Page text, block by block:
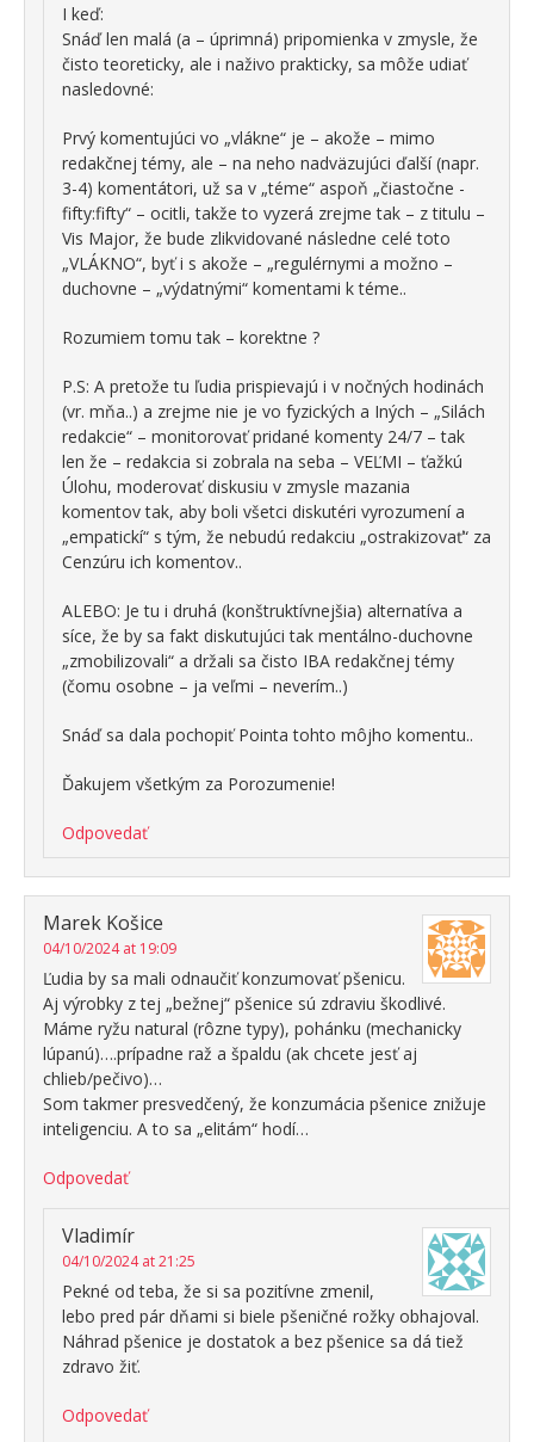
I keď:
Snáď len malá (a – úprimná) pripomienka v zmysle, že
čisto teoreticky, ale i naživo prakticky, sa môže udiať
nasledovné:
Prvý komentujúci vo „vlákne“ je – akože – mimo
redakčnej témy, ale – na neho nadväzujúci ďalší (napr.
3-4) komentátori, už sa v „téme“ aspoň „čiastočne -
fifty:fifty“ – ocitli, takže to vyzerá zrejme tak – z titulu –
Vis Major, že bude zlikvidované následne celé toto
„VLÁKNO“, byť i s akože – „regulérnymi a možno –
duchovne – „výdatnými“ komentami k téme..
Rozumiem tomu tak – korektne ?
P.S: A pretože tu ľudia prispievajú i v nočných hodinách
(vr. mňa..) a zrejme nie je vo fyzických a Iných – „Silách
redakcie“ – monitorovať pridané komenty 24/7 – tak
len že – redakcia si zobrala na seba – VEĽMI – ťažkú
Úlohu, moderovať diskusiu v zmysle mazania
komentov tak, aby boli všetci diskutéri vyrozumení a
„empatickí“ s tým, že nebudú redakciu „ostrakizovať“ za
Cenzúru ich komentov..
ALEBO: Je tu i druhá (konštruktívnejšia) alternatíva a
síce, že by sa fakt diskutujúci tak mentálno-duchovne
„zmobilizovali“ a držali sa čisto IBA redakčnej témy
(čomu osobne – ja veľmi – neverím..)
Snáď sa dala pochopiť Pointa tohto môjho komentu..
Ďakujem všetkým za Porozumenie!
Odpovedať
Marek Košice
04/10/2024 at 19:09
Ľudia by sa mali odnaučiť konzumovať pšenicu.
Aj výrobky z tej „bežnej“ pšenice sú zdraviu škodlivé.
Máme ryžu natural (rôzne typy), pohánku (mechanicky
lúpanú)….prípadne raž a špaldu (ak chcete jesť aj
chlieb/pečivo)…
Som takmer presvedčený, že konzumácia pšenice znižuje
inteligenciu. A to sa „elitám“ hodí…
Odpovedať
Vladimír
04/10/2024 at 21:25
Pekné od teba, že si sa pozitívne zmenil,
lebo pred pár dňami si biele pšeničné rožky obhajoval.
Náhrad pšenice je dostatok a bez pšenice sa dá tiež
zdravo žiť.
Odpovedať